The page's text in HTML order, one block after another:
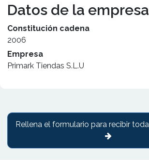
Datos de la empresa
Constitución cadena
2006
Empresa
Primark Tiendas S.L.U